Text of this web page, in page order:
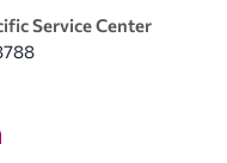
Service Center